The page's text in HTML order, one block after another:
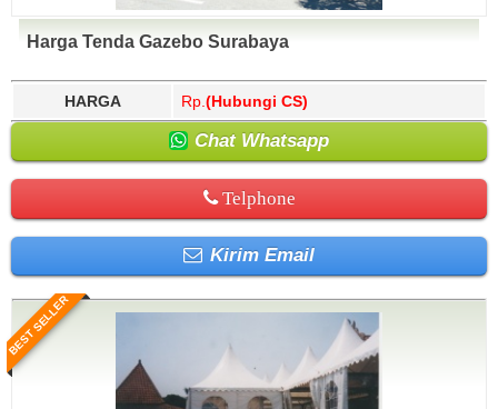
Harga Tenda Gazebo Surabaya
HARGA Rp. (Hubungi CS)
Chat Whatsapp
Telphone
Kirim Email
BEST SELLER